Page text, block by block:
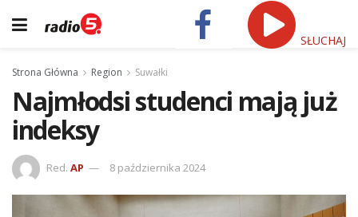
SŁUCHAJ
Strona Główna Region Suwałki
Najmłodsi studenci mają już
indeksy
Red. AP 8 października 2024